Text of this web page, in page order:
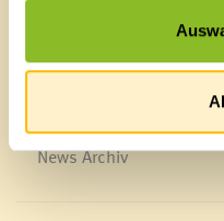
Ortsplan
Veranstaltungskalender
Mediathek
News Archiv